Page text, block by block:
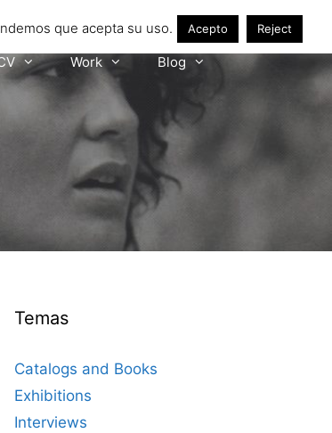
Work Blog
Temas
Catalogs and Books
Exhibitions
Interviews
que acepta su uso. Acepto Reject